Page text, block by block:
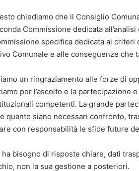
chiediamo che il Consiglio
Commissione dedicata
specifica dedicata ai
Comunale e alle conseguenze
un ringraziamento alle forze di
per l’ascolto e la
competenti. La grande
quanto siano necessari confronto,
con responsabilità le sfide future
ha bisogno di risposte chiare, dati
non la sua gestione a posteriori.